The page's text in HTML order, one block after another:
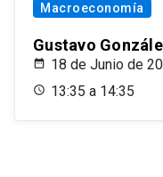
Macroeconomía
Gustavo
18 de Junio de
13:35 a 14:35